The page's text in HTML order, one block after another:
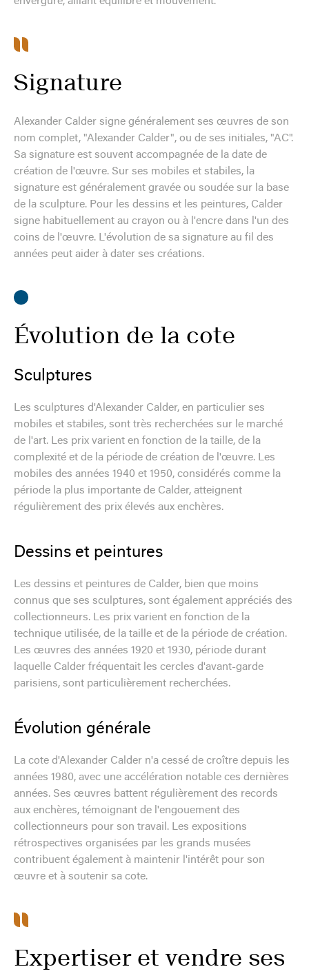
Signature
Alexander Calder signe généralement ses œuvres de son
nom complet, "Alexander Calder", ou de ses initiales, "AC".
Sa signature est souvent accompagnée de la date de
création de l'œuvre. Sur ses mobiles et stabiles, la
signature est généralement gravée ou soudée sur la base
de la sculpture. Pour les dessins et les peintures, Calder
signe habituellement au crayon ou à l'encre dans l'un des
coins de l'œuvre. L'évolution de sa signature au fil des
années peut aider à dater ses créations.
Évolution de la cote
Sculptures
Les sculptures d'Alexander Calder, en particulier ses
mobiles et stabiles, sont très recherchées sur le marché
de l'art. Les prix varient en fonction de la taille, de la
complexité et de la période de création de l'œuvre. Les
mobiles des années 1940 et 1950, considérés comme la
période la plus importante de Calder, atteignent
régulièrement des prix élevés aux enchères.
Dessins et peintures
Les dessins et peintures de Calder, bien que moins
connus que ses sculptures, sont également appréciés des
collectionneurs. Les prix varient en fonction de la
technique utilisée, de la taille et de la période de création.
Les œuvres des années 1920 et 1930, période durant
laquelle Calder fréquentait les cercles d'avant-garde
parisiens, sont particulièrement recherchées.
Évolution générale
La cote d'Alexander Calder n'a cessé de croître depuis les
années 1980, avec une accélération notable ces dernières
années. Ses œuvres battent régulièrement des records
aux enchères, témoignant de l'engouement des
collectionneurs pour son travail. Les expositions
rétrospectives organisées par les grands musées
contribuent également à maintenir l'intérêt pour son
œuvre et à soutenir sa cote.
Expertiser et vendre ses